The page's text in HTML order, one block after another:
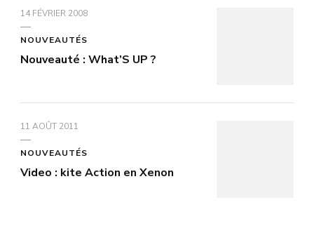
14 FÉVRIER 2008
NOUVEAUTÉS
Nouveauté : What’S UP ?
11 AOÛT 2011
NOUVEAUTÉS
Video : kite Action en Xenon